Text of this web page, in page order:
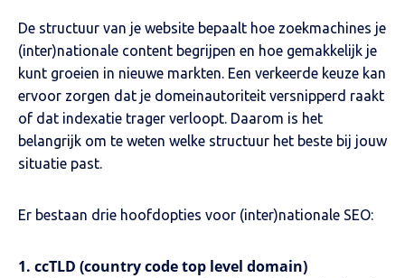
De structuur van je website bepaalt hoe zoekmachines je
(inter)nationale content begrijpen en hoe gemakkelijk je
kunt groeien in nieuwe markten. Een verkeerde keuze kan
ervoor zorgen dat je domeinautoriteit versnipperd raakt
of dat indexatie trager verloopt. Daarom is het
belangrijk om te weten welke structuur het beste bij jouw
situatie past.
Er bestaan drie hoofdopties voor (inter)nationale SEO:
1. ccTLD (country code top level domain)